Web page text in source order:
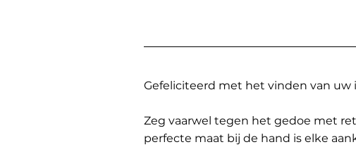
Gefeliciteerd met het vinden van uw
Zeg vaarwel tegen het gedoe met
perfecte maat bij de hand is elke